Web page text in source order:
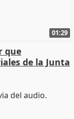
01:29
que
de la Junta